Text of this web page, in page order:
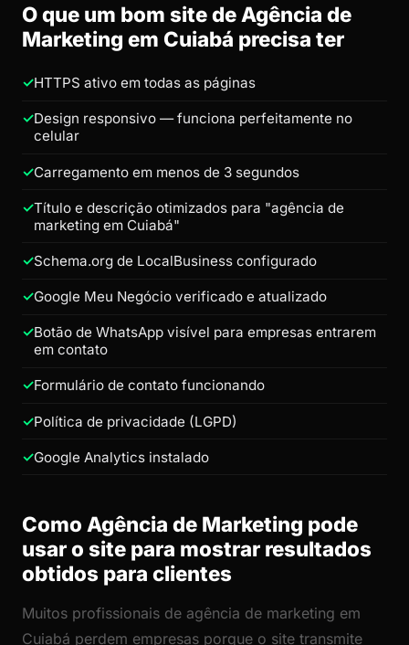
O que um bom site de Agência de
Marketing em Cuiabá precisa ter
HTTPS ativo em todas as páginas
Design responsivo — funciona perfeitamente no
celular
Carregamento em menos de 3 segundos
Título e descrição otimizados para "agência de
marketing em Cuiabá"
Schema.org de LocalBusiness configurado
Google Meu Negócio verificado e atualizado
Botão de WhatsApp visível para empresas entrarem
em contato
Formulário de contato funcionando
Política de privacidade (LGPD)
Google Analytics instalado
Como Agência de Marketing pode
usar o site para mostrar resultados
obtidos para clientes
Muitos profissionais de agência de marketing em
Cuiabá perdem empresas porque o site transmite